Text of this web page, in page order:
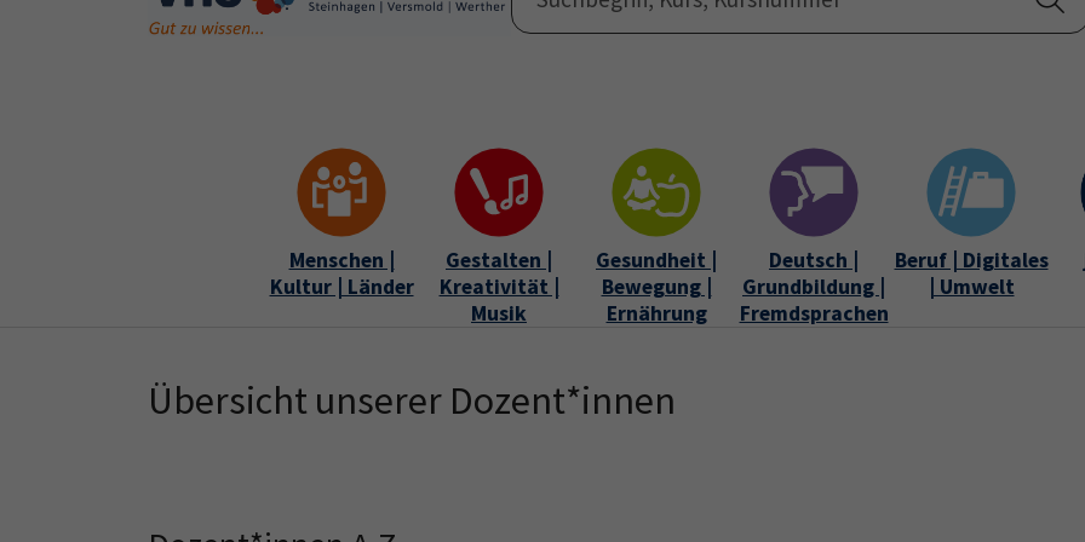
Skip to main content
Menschen |
Kultur | Länder
Gestalten |
Kreativität |
Musik
Gesundheit |
Bewegung |
Ernährung
Deutsch |
Grundbildung |
Fremdsprachen
Beruf | Digitales
| Umwelt
Übersicht unserer Dozent*innen